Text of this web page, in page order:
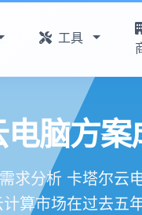
工具
脑方案
求分析 卡塔尔云
算市场在过去五